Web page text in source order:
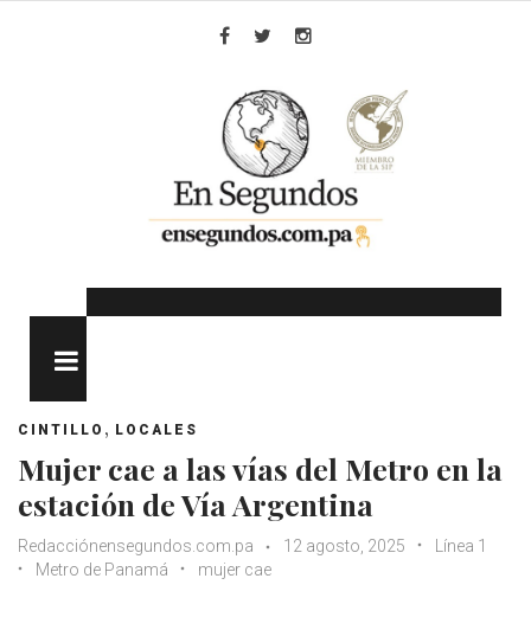
CINTILLO , LOCALES
Mujer cae a las vías del Metro en la
estación de Vía Argentina
Redacciónensegundos.com.pa 12 agosto, 2025
Línea 1
Metro de Panamá
mujer cae